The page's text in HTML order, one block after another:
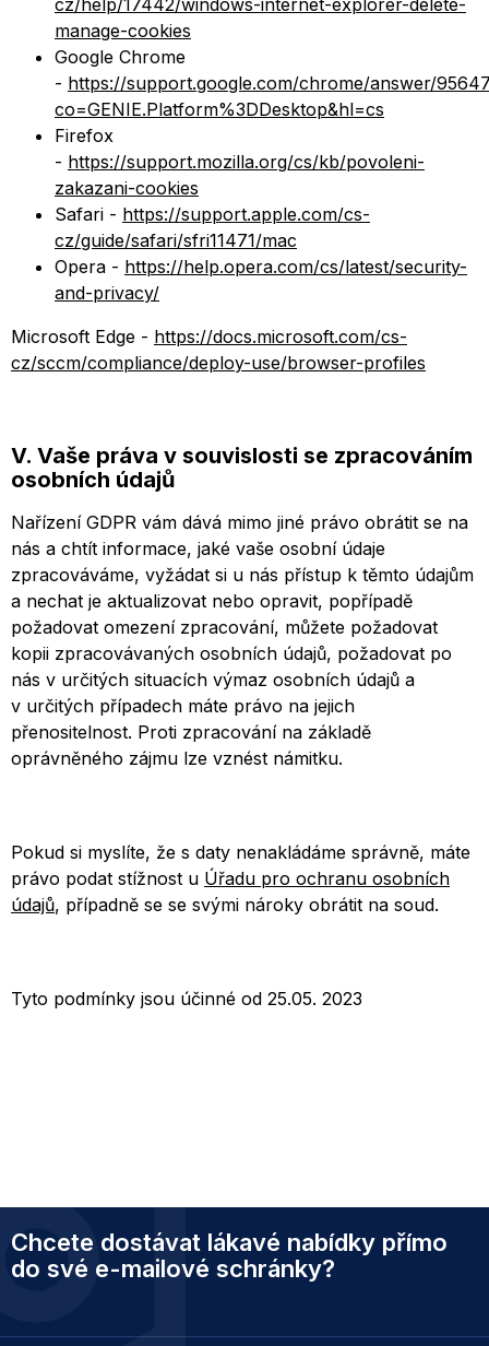
manage-cookies
Google Chrome
- https://support.google.com/chrome/answer/
co=GENIE.Platform%3DDesktop&hl=cs
Firefox
- https://support.mozilla.org/cs/kb/povoleni-
zakazani-cookies
Safari - https://support.apple.com/cs-
cz/guide/safari/sfri11471/mac
Opera - https://help.opera.com/cs/latest/security-
and-privacy/
Microsoft Edge - https://docs.microsoft.com/cs-
cz/sccm/compliance/deploy-use/browser-profiles
V. Vaše práva v souvislosti se zpracováním
osobních údajů
Nařízení GDPR vám dává mimo jiné právo obrátit se na
nás a chtít informace, jaké vaše osobní údaje
zpracováváme, vyžádat si u nás přístup k těmto údajům
a nechat je aktualizovat nebo opravit, popřípadě
požadovat omezení zpracování, můžete požadovat
kopii zpracovávaných osobních údajů, požadovat po
nás v určitých situacích výmaz osobních údajů a
v určitých případech máte právo na jejich
přenositelnost. Proti zpracování na základě
oprávněného zájmu lze vznést námitku.
Pokud si myslíte, že s daty nenakládáme správně, máte
právo podat stížnost u Úřadu pro ochranu osobních
údajů, případně se se svými nároky obrátit na soud.
Tyto podmínky jsou účinné od 25.05. 2023
p
í
Chcete dostávat lákavé nabídky přímo
do své e-mailové schránky?